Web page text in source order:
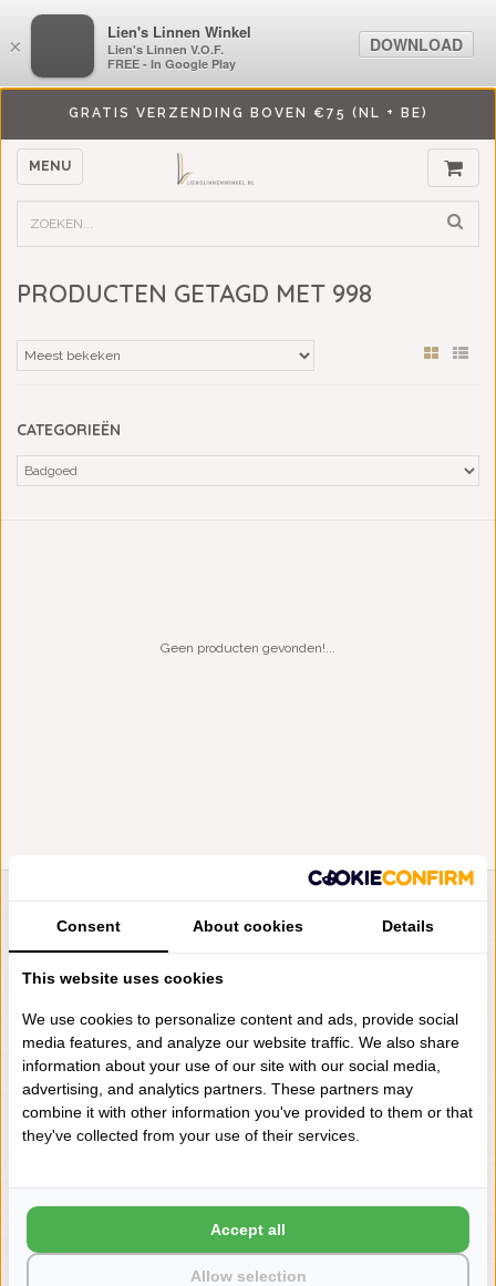
GRATIS VERZENDING BOVEN €75 (NL + BE)
MENU
PRODUCTEN GETAGD MET 998
CATEGORIEËN
Geen producten gevonden!...
LIENSLINNENWINKEL.NL
VRAGEN? BEL DAN
+31 (0) 575 511817
NIEUWSBRIEF
Wilt u op de hoogte blijven?
Word lid van onze mailinglijst:
×
LiensLinnenwinkel.nl
Lien's Linnen V.O.F.
FREE - In Google Play
DOWNLOAD
Consent About cookies Details
This website uses cookies
We use cookies to personalize content and ads, provide social
media features, and analyze our website traffic. We also share
information about your use of our site with our social media,
advertising, and analytics partners. These partners may
combine it with other information you've provided to them or that
they've collected from your use of their services.
Allow selection
Accept all
×
Lien's Linnen Winkel
Lien's Linnen V.O.F.
FREE - In Google Play
DOWNLOAD